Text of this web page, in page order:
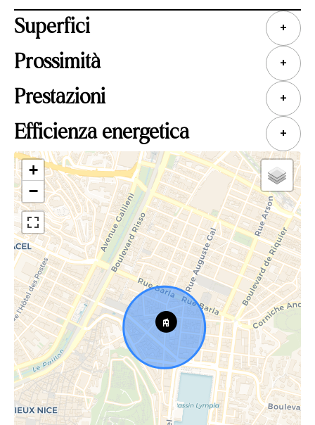
Superfici +
Prossimità +
Prestazioni +
Efficienza energetica +
+
−